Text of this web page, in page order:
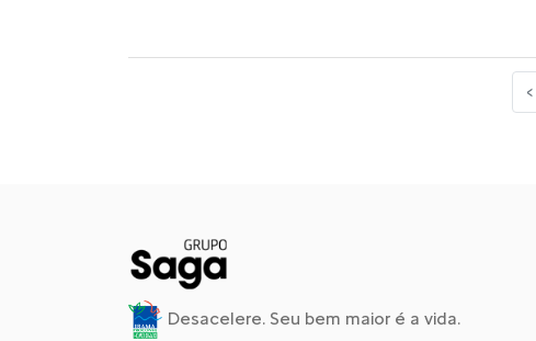
‹
Desacelere. Seu bem maior é a vida.